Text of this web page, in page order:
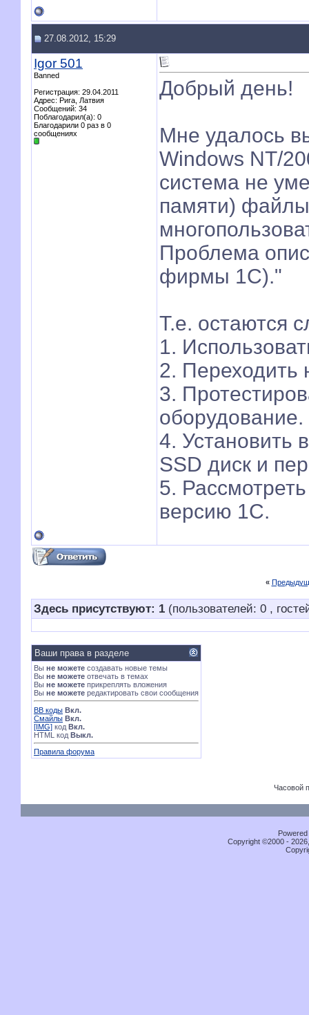
27.08.2012, 15:29
Igor 501
Banned
Регистрация: 29.04.2011
Адрес: Рига, Латвия
Сообщений: 34
Поблагодарил(а): 0
Благодарили 0 раз в 0
сообщениях
Добрый день!
Мне удалось
Windows NT/
система не
памяти)
Проблема
фирмы 1С)."
Т.е. остаются
1.
2.
3.
оборудование.
4. Установить
SSD диск и
5.
версию 1С.
«
Здесь присутствуют: 1 (пользователей: 0 ,
Ваши права в разделе
Вы не можете создавать новые темы
Вы не можете отвечать в темах
Вы не можете прикреплять вложения
Вы не можете редактировать свои сообщения
BB коды Вкл.
Смайлы Вкл.
[IMG] код Вкл.
HTML код Выкл.
Правила форума
Часовой
Copyright ©2000 -